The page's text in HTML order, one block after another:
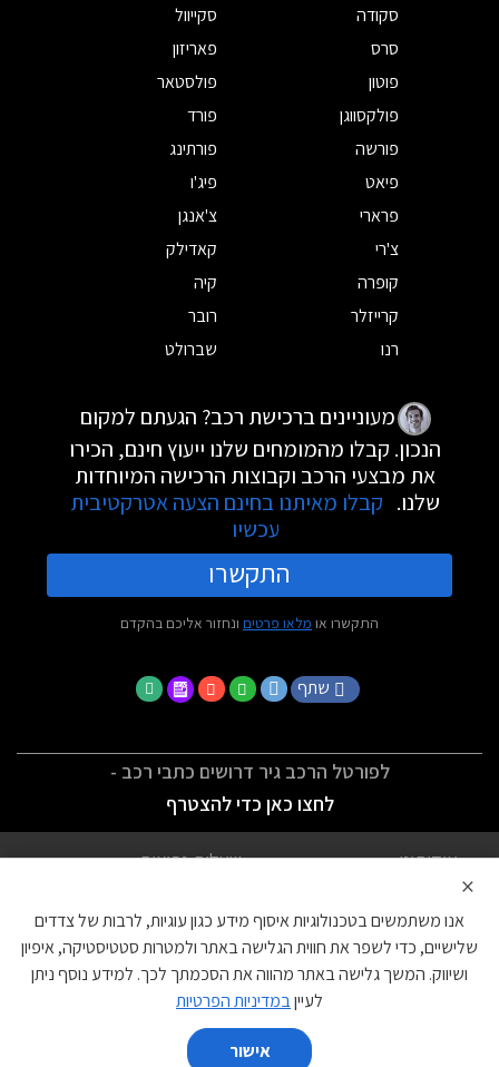
סקודה
סקייוול
סרס
פאריזון
פוטון
פולסטאר
פולקסווגן
פורד
פורשה
פורתינג
פיאט
פיג'ו
פרארי
צ'אנגן
צ'רי
קאדילק
קופרה
קיה
קרייזלר
רובר
רנו
שברולט
מעוניינים ברכישת רכב? הגעתם למקום
הנכון. קבלו מהמומחים שלנו ייעוץ חינם, הכירו
את מבצעי הרכב וקבוצות הרכישה המיוחדות
שלנו. קבלו מאיתנו בחינם הצעה אטרקטיבית
עכשיו
התקשרו
התקשרו או מלאו פרטים ונחזור אליכם בהקדם
שתף
לפורטל הרכב גיר דרושים כתבי רכב -
לחצו כאן כדי להצטרף
אודותינו
שאלות נפוצות
הצהרת נגישות
צור קשר
עוגיות
×
אנו משתמשים בטכנולוגיות איסוף מידע כגון עוגיות, לרבות של צדדים
שלישיים, כדי לשפר את חווית הגלישה באתר ולמטרות סטטיסטיקה, איפיון
ושיווק. המשך גלישה באתר מהווה את הסכמתך לכך. למידע נוסף ניתן
לעייןבמדיניות הפרטיות
אישור